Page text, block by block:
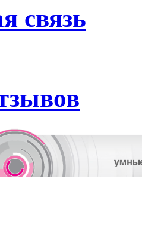
связь